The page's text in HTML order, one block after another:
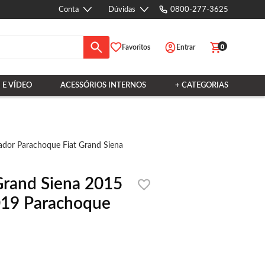
Conta Dúvidas 0800-277-3625
Favoritos Entrar 0
E VÍDEO ACESSÓRIOS INTERNOS + CATEGORIAS
Parachoque Fiat Grand Siena
Siena 2015
Parachoque